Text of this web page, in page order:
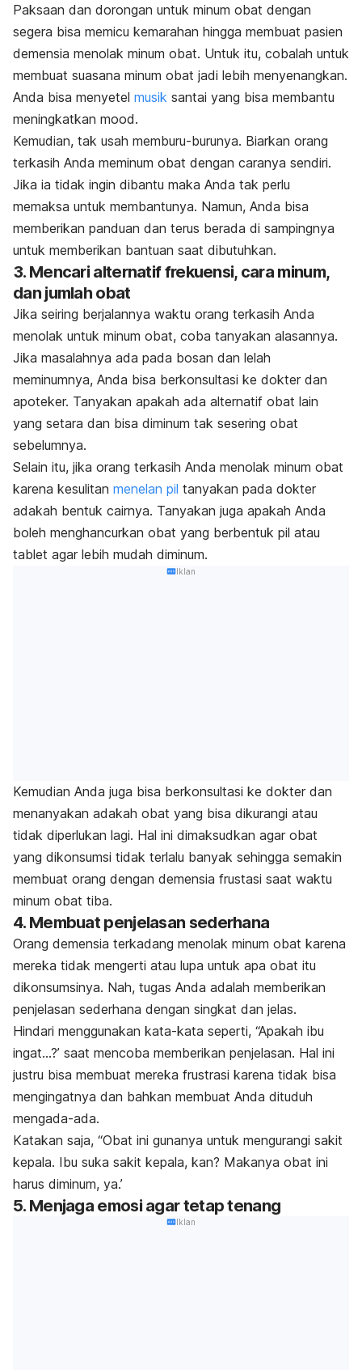
Paksaan dan dorongan untuk minum obat dengan
segera bisa memicu kemarahan hingga membuat pasien
demensia menolak minum obat. Untuk itu, cobalah untuk
membuat suasana minum obat jadi lebih menyenangkan.
Anda bisa menyetel musik santai yang bisa membantu
meningkatkan mood.
Kemudian, tak usah memburu-burunya. Biarkan orang
terkasih Anda meminum obat dengan caranya sendiri.
Jika ia tidak ingin dibantu maka Anda tak perlu
memaksa untuk membantunya. Namun, Anda bisa
memberikan panduan dan terus berada di sampingnya
untuk memberikan bantuan saat dibutuhkan.
3. Mencari alternatif frekuensi, cara minum,
dan jumlah obat
Jika seiring berjalannya waktu orang terkasih Anda
menolak untuk minum obat, coba tanyakan alasannya.
Jika masalahnya ada pada bosan dan lelah
meminumnya, Anda bisa berkonsultasi ke dokter dan
apoteker. Tanyakan apakah ada alternatif obat lain
yang setara dan bisa diminum tak sesering obat
sebelumnya.
Selain itu, jika orang terkasih Anda menolak minum obat
karena kesulitan menelan pil tanyakan pada dokter
adakah bentuk cairnya. Tanyakan juga apakah Anda
boleh menghancurkan obat yang berbentuk pil atau
tablet agar lebih mudah diminum.
Iklan
Kemudian Anda juga bisa berkonsultasi ke dokter dan
menanyakan adakah obat yang bisa dikurangi atau
tidak diperlukan lagi. Hal ini dimaksudkan agar obat
yang dikonsumsi tidak terlalu banyak sehingga semakin
membuat orang dengan demensia frustasi saat waktu
minum obat tiba.
4. Membuat penjelasan sederhana
Orang demensia terkadang menolak minum obat karena
mereka tidak mengerti atau lupa untuk apa obat itu
dikonsumsinya. Nah, tugas Anda adalah memberikan
penjelasan sederhana dengan singkat dan jelas.
Hindari menggunakan kata-kata seperti, “Apakah ibu
ingat…?’ saat mencoba memberikan penjelasan. Hal ini
justru bisa membuat mereka frustrasi karena tidak bisa
mengingatnya dan bahkan membuat Anda dituduh
mengada-ada.
Katakan saja, “Obat ini gunanya untuk mengurangi sakit
kepala. Ibu suka sakit kepala, kan? Makanya obat ini
harus diminum, ya.’
5. Menjaga emosi agar tetap tenang
Iklan